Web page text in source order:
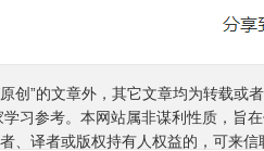
创”的文章外，其它文章均为转载
习参考。本网站属非谋利性质，旨
、译者或版权持有人权益的，可来